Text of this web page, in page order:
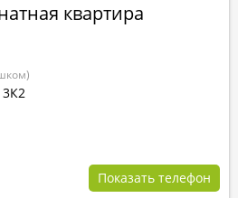
квартира
3К2
Показать телефон